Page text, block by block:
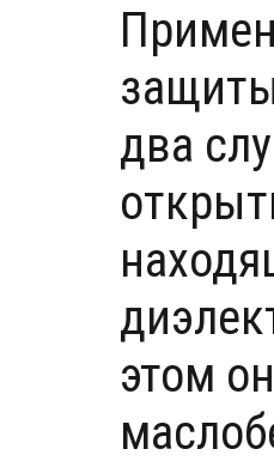
два
этом